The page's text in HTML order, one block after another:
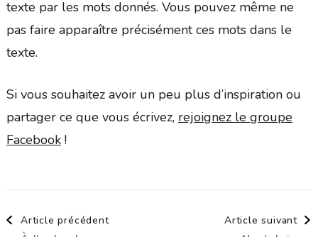
texte par les mots donnés. Vous pouvez même ne
pas faire apparaître précisément ces mots dans le
texte.
Si vous souhaitez avoir un peu plus d’inspiration ou
partager ce que vous écrivez, rejoignez le groupe
Facebook!
Navigation
Article précédent Article suivant